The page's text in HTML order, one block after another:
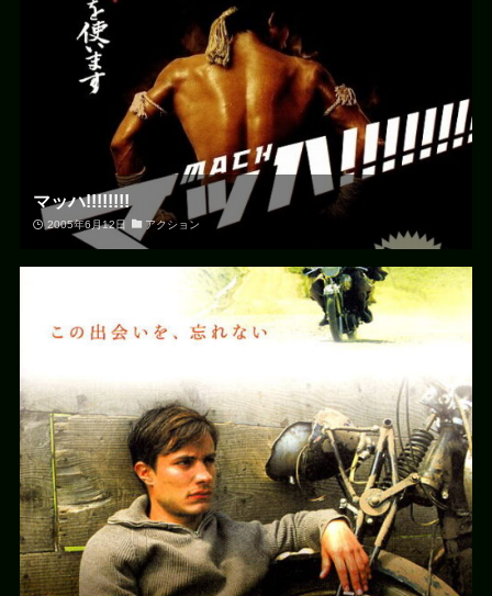
マッハ!!!!!!!!
2005年6月12日 アクション